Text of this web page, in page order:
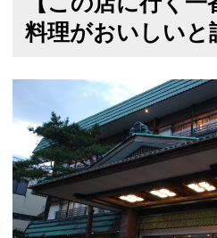
料理がおいしいと